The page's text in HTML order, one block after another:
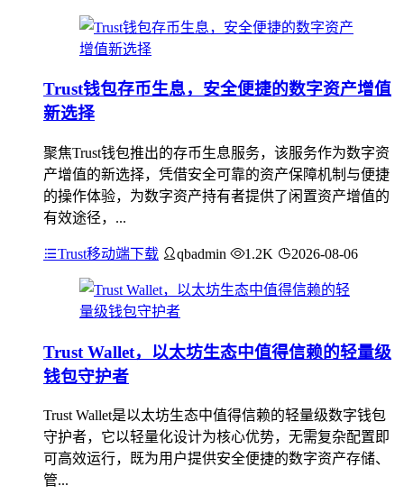
Trust钱包存币生息，安全便捷的数字资产增值
新选择
聚焦Trust钱包推出的存币生息服务，该服务作为数字资
产增值的新选择，凭借安全可靠的资产保障机制与便捷
的操作体验，为数字资产持有者提供了闲置资产增值的
有效途径，...
Trust移动端下载 qbadmin 1.2K 2026-08-06
Trust Wallet，以太坊生态中值得信赖的轻量级
钱包守护者
Trust Wallet是以太坊生态中值得信赖的轻量级数字钱包
守护者，它以轻量化设计为核心优势，无需复杂配置即
可高效运行，既为用户提供安全便捷的数字资产存储、
管...